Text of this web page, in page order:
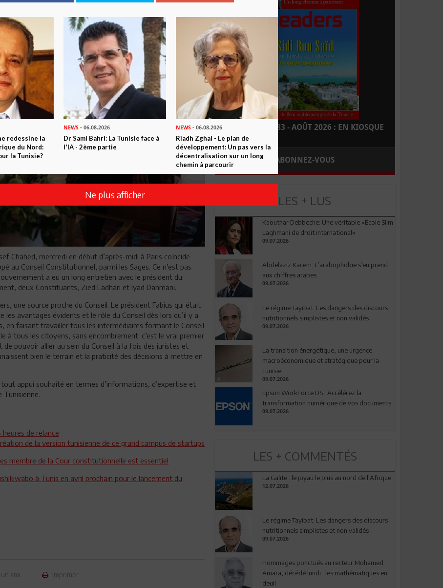
Chahed, mercredi en début d’après-midi à Paris coïncide
au Conseil Constitutionnel, parmi les Sages. Ce n’est pas
a eu un long entretien avec le président du
deux Constituants, Zied Ladhari et Iyad Dahmani.
une source proche du Conseil. Le président Fabius qui était
avantages évidents et le rôle du Conseil dès lors qu’il y a
faisant travailler tous les intermédiaires formant le Conseil
à tous les citoyens, sans encombrement: c’est le vrai premier
de pouvoir allier au sein du Conseil à la fois des juristes et
bien le terrain et la praticité des décisions à mettre en
appui souhaité en termes d’informations, d’expertise et
de relance
de la version tunisienne de ce grand campus de startups
membre de la Cour constitutionnelle est essentiel
à Tunis en avril prochain pour le lancement du
ami Imprimer
LEADERS N° 183 - AOÛT 2026 : EN KIOSQUE
ABONNEZ-VOUS
LES + LUS
Kaouthar Debbeche: Une véritable «École Slim
Laghmani de droit international»
09.07.2026
Abdelaziz Kacem: L’arabophobie s’en prend
aux chiffres arabes
09.07.2026
Le régime Tayibat: Les dangers des discours
nutritionnels simplistes et non validés
09.07.2026
La transition énergétique, une urgence
macroéconomique et stratégique pour la
Tunisie
09.07.2026
Epson WorkForce DS : Accélérez la
transformation numérique de vos documents
09.07.2026
LES + COMMENTÉS
La Galite : le joyau le plus au nord de l'Afrique
12.07.2026
Le régime Tayibat: Les dangers des discours
nutritionnels simplistes et non validés
09.07.2026
Hommages ponctués au recteur Mohamed
Amara, décédé lundi : les mathématiques en
deuil
redessine la
du Nord:
la Tunisie?
NEWS - 06.08.2026
Dr Sami Bahri: La Tunisie face à
l'IA - 2ème partie
NEWS- 06.08.2026
Riadh Zghal - Le plan de
développement: Un pas vers la
décentralisation sur un long
chemin à parcourir
Ne plus afficher